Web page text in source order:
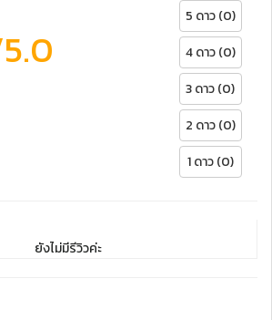
5 ดาว (0)
4 ดาว (0)
3 ดาว (0)
2 ดาว (0)
1 ดาว (0)
ยังไม่มีรีวิวค่ะ